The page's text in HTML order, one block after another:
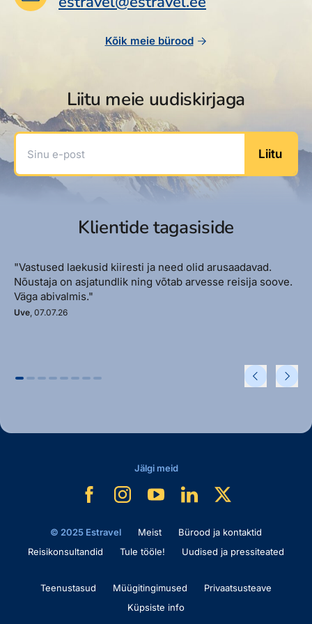
Reisitarvete e-pood
Kuldkaart
Platinum Club
Boonuspunktid
Meist
Kontaktid
Reisikonsultandi teenus
Tule tööle
Uudised
Kõik meie bürood
Liitu meie uudiskirjaga
Sinu e-post
Liitu
Klientide tagasiside
"Vastused laekusid kiiresti ja need olid arusaadavad.
Nõustaja on asjatundlik ning võtab arvesse reisija soove.
Väga abivalmis."
Uve, 07.07.26
© 2025 Estravel Meist
Bürood ja kontaktid
Reisikonsultandid
Tule tööle! Uudised ja pressiteated
Teenustasud Müügitingimused
Privaatsusteave
Küpsiste info
Jälgi meid